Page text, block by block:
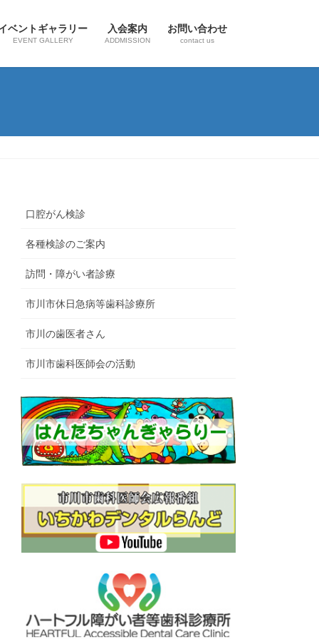
ベントギャラリー
EVENT GALLERY
入会案内
ADDMISSION
お問い合わせ
contact us
口腔がん検診
各種検診のご案内
訪問・障がい者診療
市川市休日急病等歯科診療所
市川の歯医者さん
市川市歯科医師会の活動